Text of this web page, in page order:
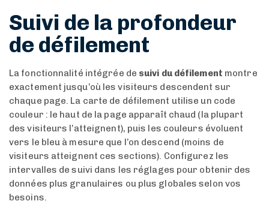
Suivi de la profondeur
de défilement
La fonctionnalité intégrée de suivi du défilement montre
exactement jusqu’où les visiteurs descendent sur
chaque page. La carte de défilement utilise un code
couleur : le haut de la page apparaît chaud (la plupart
des visiteurs l’atteignent), puis les couleurs évoluent
vers le bleu à mesure que l’on descend (moins de
visiteurs atteignent ces sections). Configurez les
intervalles de suivi dans les réglages pour obtenir des
données plus granulaires ou plus globales selon vos
besoins.